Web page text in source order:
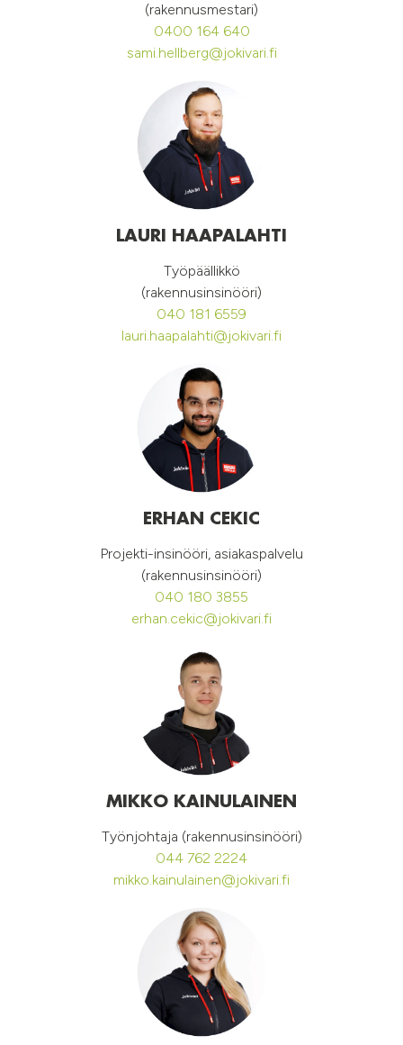
(rakennusmestari)
0400 164 640
sami.hellberg@jokivari.fi
LAURI HAAPALAHTI
Työpäällikkö
(rakennusinsinööri)
040 181 6559
lauri.haapalahti@jokivari.fi
ERHAN CEKIC
Projekti-insinööri, asiakaspalvelu
(rakennusinsinööri)
040 180 3855
erhan.cekic@jokivari.fi
MIKKO KAINULAINEN
Työnjohtaja (rakennusinsinööri)
044 762 2224
mikko.kainulainen@jokivari.fi